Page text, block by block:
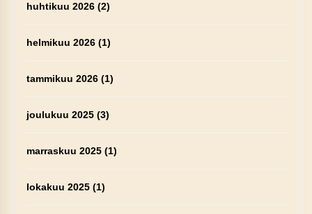
huhtikuu 2026(2)
helmikuu 2026(1)
tammikuu 2026(1)
joulukuu 2025(3)
marraskuu 2025(1)
lokakuu 2025(1)